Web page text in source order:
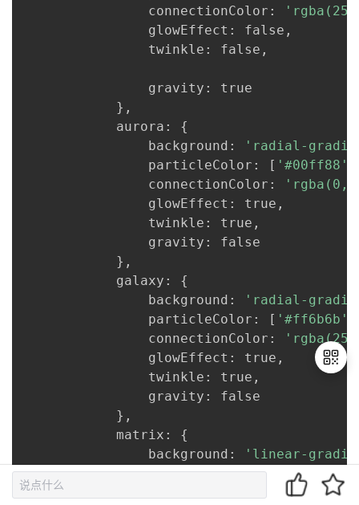
                connectionColor
:
                glowEffect
: false ,
                twinkle
: false ,
                gravity
:
true
} ,
            aurora
:
{
                background
:
'radial-
                particleColor
: [ '#00ff88'
                connectionColor
:
'rgba(0,
                glowEffect
: true ,
                twinkle
: true ,
                gravity
:
false
} ,
            galaxy
:
{
                background
:
'radial-
                particleColor
: [ '#ff6b6b'
                connectionColor
:
                glowEffect
: true ,
                twinkle
: true ,
                gravity
:
false
} ,
            matrix
:
{
                background
:
'linear-
                particleColor
: '#00ff00'
                connectionColor
'rgba(0,